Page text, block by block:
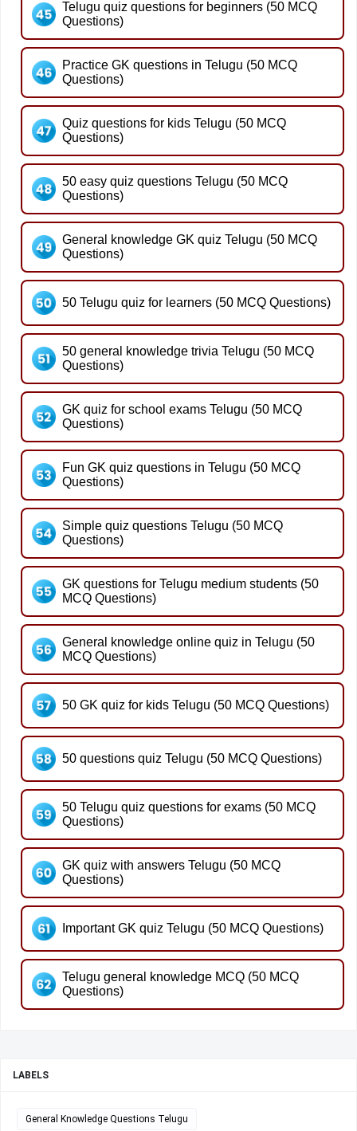
Telugu quiz questions for beginners (50 MCQ
Questions)
Practice GK questions in Telugu (50 MCQ
Questions)
Quiz questions for kids Telugu (50 MCQ
Questions)
50 easy quiz questions Telugu (50 MCQ
Questions)
General knowledge GK quiz Telugu (50 MCQ
Questions)
50 Telugu quiz for learners (50 MCQ Questions)
50 general knowledge trivia Telugu (50 MCQ
Questions)
GK quiz for school exams Telugu (50 MCQ
Questions)
Fun GK quiz questions in Telugu (50 MCQ
Questions)
Simple quiz questions Telugu (50 MCQ
Questions)
GK questions for Telugu medium students (50
MCQ Questions)
General knowledge online quiz in Telugu (50
MCQ Questions)
50 GK quiz for kids Telugu (50 MCQ Questions)
50 questions quiz Telugu (50 MCQ Questions)
50 Telugu quiz questions for exams (50 MCQ
Questions)
GK quiz with answers Telugu (50 MCQ
Questions)
Important GK quiz Telugu (50 MCQ Questions)
Telugu general knowledge MCQ (50 MCQ
Questions)
LABELS
General Knowledge Questions Telugu